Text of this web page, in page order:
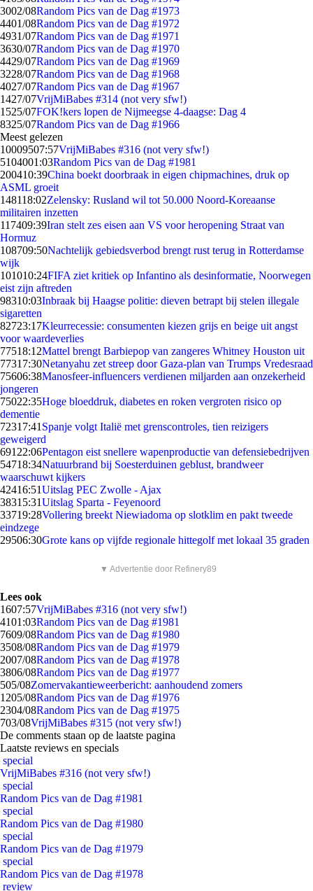
3002/08Random Pics van de Dag #1973
4401/08Random Pics van de Dag #1972
4931/07Random Pics van de Dag #1971
3630/07Random Pics van de Dag #1970
4429/07Random Pics van de Dag #1969
3228/07Random Pics van de Dag #1968
4027/07Random Pics van de Dag #1967
1427/07VrijMiBabes #314 (not very sfw!)
1525/07FOK!kers lopen de Nijmeegse 4-daagse: Dag 4
8325/07Random Pics van de Dag #1966
Meest gelezen
10009507:57VrijMiBabes #316 (not very sfw!)
5104001:03Random Pics van de Dag #1981
200410:39China boekt doorbraak in eigen chipmachines, druk op
ASML groeit
148118:02Zelensky: Rusland wil tot 50.000 Noord-Koreaanse
militairen inzetten
117409:39Iran stelt zes eisen aan VS voor heropening Straat van
Hormuz
108709:50Nachtelijk gebiedsverbod brengt rust terug in Rotterdamse
wijk
101010:24FIFA ziet kritiek op Infantino als desinformatie, Noorwegen
eist zijn aftreden
98310:03Inbraak bij Haagse politie: dieven betrapt bij stelen illegale
sigaretten
82723:17Kleurrecessie: consumenten kiezen grijs en beige uit angst
voor waardeverlies
77518:12Mattel brengt Barbiepop van zangeres Whitney Houston uit
77317:30Netanyahu zet streep door Gaza-plan van Trumps Vredesraad
75606:38Manosfeer-influencers verdienen miljarden aan onzekerheid
jongeren
75022:35Hoge bloeddruk, diabetes en roken vergroten risico op
dementie
72317:41 Spanje volgt Italië met grenscontroles, tien reizigers
geweigerd
691 22:06Pentagon eist snellere wapenproductie van defensiebedrijven
54718:34Natuurbrand bij Soesterduinen geblust, brandweer
waarschuwt kijkers
42416:51Uitslag PEC Zwolle - Ajax
38315:31Uitslag Sparta - Feyenoord
33719:28Vollering breekt Niewiadoma op slotklim en pakt tweede
eindzege
29506:30Grote kans op vijfde regionale hittegolf met lokaal 35 graden
▼ Advertentie door Refinery89
Lees ook
1607:57VrijMiBabes #316 (not very sfw!)
4101:03Random Pics van de Dag #1981
7609/08Random Pics van de Dag #1980
3508/08Random Pics van de Dag #1979
2007/08Random Pics van de Dag #1978
3806/08Random Pics van de Dag #1977
505/08Zomervakantieweerbericht: aanhoudend zomers
1205/08Random Pics van de Dag #1976
2304/08Random Pics van de Dag #1975
703/08VrijMiBabes #315 (not very sfw!)
De comments staan op de laatste pagina
Laatste reviews en specials
special
VrijMiBabes #316 (not very sfw!)
special
Random Pics van de Dag #1981
special
Random Pics van de Dag #1980
special
Random Pics van de Dag #1979
special
Random Pics van de Dag #1978
review